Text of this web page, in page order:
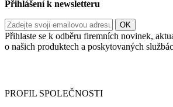
Přihlášení k newsletteru
Přihlaste se k odběru firemních novinek,
o našich produktech a poskytovaných
PROFIL SPOLEČNOSTI